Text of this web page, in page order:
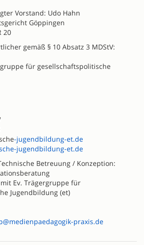
Vorstand: Udo Hahn
Göppingen
20
gemäß § 10 Absatz 3 MDStV:
für gesellschaftspolitische
-jugendbildung-et.de
jugendbildung-et.de
Betreuung / Konzeption:
Ev. Trägergruppe für
Jugendbildung (et)
praxis.de